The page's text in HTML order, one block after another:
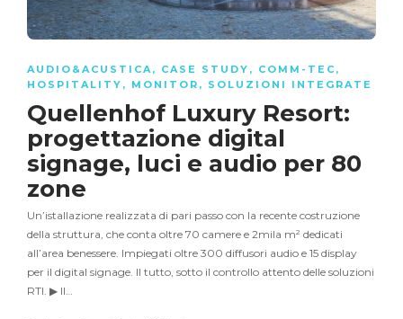
AUDIO&ACUSTICA, CASE STUDY , COMM-TEC ,
HOSPITALITY , MONITOR , SOLUZIONI INTEGRATE
Quellenhof Luxury Resort:
progettazione digital
signage, luci e audio per 80
zone
Un’istallazione realizzata di pari passo con la recente costruzione
della struttura, che conta oltre 70 camere e 2mila m² dedicati
all’area benessere. Impiegati oltre 300 diffusori audio e 15 display
per il digital signage. Il tutto, sotto il controllo attento delle soluzioni
RTI. ▶ Il…